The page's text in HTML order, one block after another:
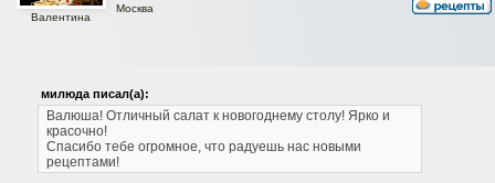
Валентина
Москва
милюда писал(а):
Валюша! Отличный салат к новогоднему столу! Ярко и
красочно!
Спасибо тебе огромное, что радуешь нас новыми
рецептами!